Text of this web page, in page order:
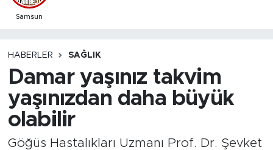
Samsun
HABERLER SAĞLIK
Damar yaşınız takvim
yaşınızdan daha büyük
olabilir
Göğüs Hastalıkları Uzmanı Prof. Dr. Şevket
Süper Lig Puan Durumu ve Fikstür
Son Dakika Haberleri
Haber Arşivi